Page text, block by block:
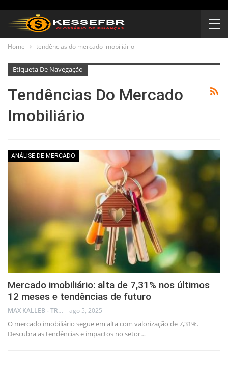
Home tendências do mercado imobiliário
Etiqueta De Navegação
Tendências Do Mercado
Imobiliário
ANÁLISE DE MERCADO
Mercado imobiliário: alta de 7,31% nos últimos
12 meses e tendências de futuro
MAX KALLEB - TRADER ago 5, 2025
O mercado imobiliário segue em alta com valorização de 7,31%.
Descubra as tendências e impactos no setor…